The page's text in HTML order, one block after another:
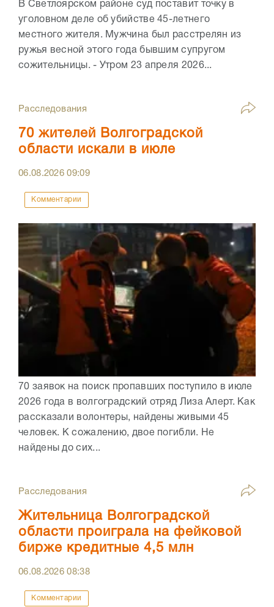
В Светлоярском районе суд поставит точку в
уголовном деле об убийстве 45-летнего
местного жителя. Мужчина был расстрелян из
ружья весной этого года бывшим супругом
сожительницы. - Утром 23 апреля 2026...
Расследования
70 жителей Волгоградской
области искали в июле
06.08.202609:09
Комментарии
70 заявок на поиск пропавших поступило в июле
2026 года в волгоградский отряд Лиза Алерт. Как
рассказали волонтеры, найдены живыми 45
человек. К сожалению, двое погибли. Не
найдены до сих...
Расследования
Жительница Волгоградской
области проиграла на фейковой
бирже кредитные 4,5 млн
06.08.202608:38
Комментарии